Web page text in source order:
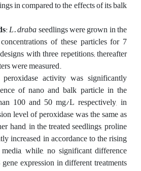
in compared to the effects of its balk
:L. drabaseedlings were grown in the
of these particles for 7
with three repetitions; thereafter
were measured.
activity was significantly
of nano and balk particle in the
100 and 50 mg/L respectively, in
level of peroxidase was the same as
hand, in the treated seedlings, proline
increased in accordance to the rising
while, no significant difference
expression in different treatments